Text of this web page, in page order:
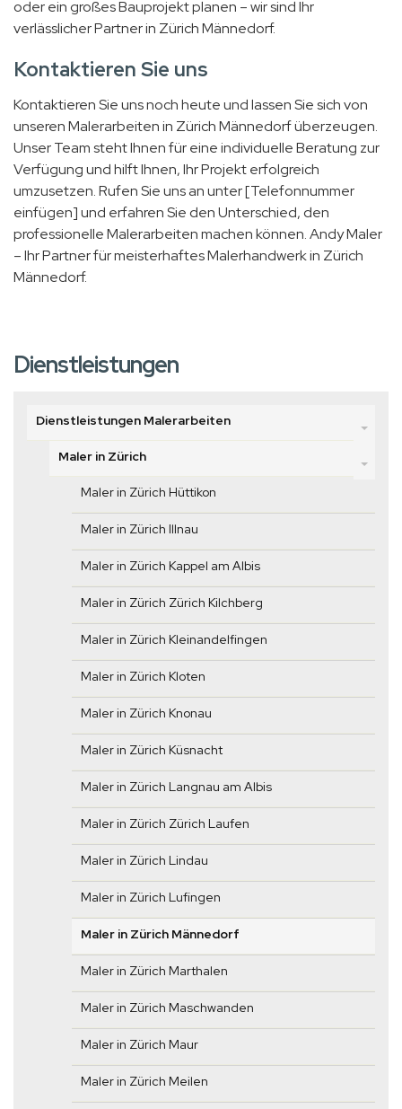
oder ein großes Bauprojekt planen – wir sind Ihr
verlässlicher Partner in Zürich Männedorf.
Kontaktieren Sie uns
Kontaktieren Sie uns noch heute und lassen Sie sich von
unseren Malerarbeiten in Zürich Männedorf überzeugen.
Unser Team steht Ihnen für eine individuelle Beratung zur
Verfügung und hilft Ihnen, Ihr Projekt erfolgreich
umzusetzen. Rufen Sie uns an unter [Telefonnummer
einfügen] und erfahren Sie den Unterschied, den
professionelle Malerarbeiten machen können. Andy Maler
– Ihr Partner für meisterhaftes Malerhandwerk in Zürich
Männedorf.
Dienstleistungen
Dienstleistungen Malerarbeiten
Maler in Zürich
Maler in Zürich Hüttikon
Maler in Zürich Illnau
Maler in Zürich Kappel am Albis
Maler in Zürich Zürich Kilchberg
Maler in Zürich Kleinandelfingen
Maler in Zürich Kloten
Maler in Zürich Knonau
Maler in Zürich Küsnacht
Maler in Zürich Langnau am Albis
Maler in Zürich Zürich Laufen
Maler in Zürich Lindau
Maler in Zürich Lufingen
Maler in Zürich Männedorf
Maler in Zürich Marthalen
Maler in Zürich Maschwanden
Maler in Zürich Maur
Maler in Zürich Meilen